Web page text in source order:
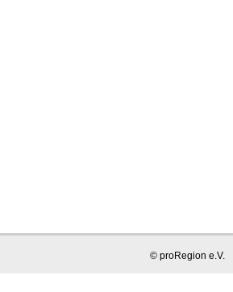
© proRegion e.V.